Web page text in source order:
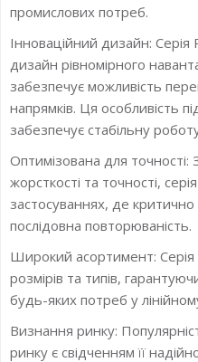
промислових потреб.
Інноваційний дизайн: Серія
дизайн рівномірного
забезпечує можливість
напрямків. Ця особливість
забезпечує стабільну
Оптимізована для
жорсткості та точності,
застосуваннях, де критично
послідовна повторюваність.
Широкий асортимент:
розмірів та типів,
будь-яких потреб у
Визнання ринку:
ринку є свідченням її